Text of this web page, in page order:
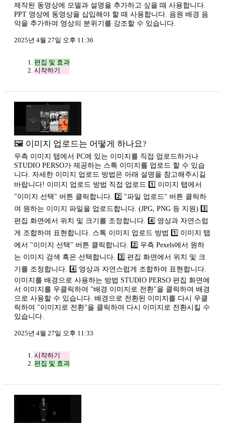
제작된 동영상에 모델과 설명을 추가하고 싶을 때 사용합니다.
PPT 영상에 동영상을 삽입해야 할 때 사용합니다. 음원 배경 음
악을 추가하여 영상의 분위기를 강조할 수 있습니다.
2025년 4월 27일 오후 11:36
편집 및 효과
시작하기
🖼️ 이미지 업로드는 어떻게 하나요?
우측 이미지 탭에서 PC에 있는 이미지를 직접 업로드하거나
STUDIO PERSO가 제공하는 스톡 이미지를 업로드 할 수 있습
니다. 자세한 이미지 업로드 방법은 아래 설명을 참고해주시길
바랍니다! 이미지 업로드 방법 직접 업로드 1️⃣ 이미지 탭에서
"이미지 선택" 버튼 클릭합니다. 2️⃣ "파일 업로드" 버튼 클릭하
여 원하는 이미지 파일을 업로드합니다. (JPG, PNG 등 지원) 3️⃣
편집 화면에서 위치 및 크기를 조정합니다. 4️⃣ 영상과 자연스럽
게 조합하여 표현합니다. 스톡 이미지 업로드 방법 1️⃣ 이미지 탭
에서 "이미지 선택" 버튼 클릭합니다. 2️⃣ 우측 Pexels에서 원하
는 이미지 검색 혹은 선택합니다. 3️⃣ 편집 화면에서 위치 및 크
기를 조정합니다. 4️⃣ 영상과 자연스럽게 조합하여 표현합니다.
이미지를 배경으로 사용하는 방법 STUDIO PERSO 편집 화면에
서 이미지를 우클릭하여 "배경 이미지로 전환"을 클릭하여 배경
으로 사용할 수 있습니다. 배경으로 전환된 이미지를 다시 우클
릭하여 "이미지로 전환"을 클릭하여 다시 이미지로 전환시킬 수
있습니다.
2025년 4월 27일 오후 11:33
시작하기
편집 및 효과